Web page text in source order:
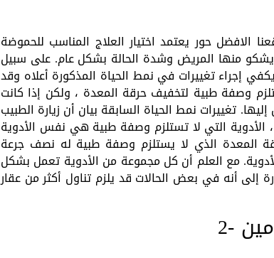
الافضل حور يعتمد اختيار العلاج المناسب للحموضة
يشكو منها المريض وشدة الحالة بشكل عام. على سبيل
إجراء تغييرات في نمط الحياة المذكورة أعلاه وقد
وصفة طبية لتخفيف حرقة المعدة ، ولكن إذا كانت
تغييرات نمط الحياة السابقة بيان أن زيارة الطبيب
التي لا تستلزم وصفة طبية هي نفس الأدوية
المعدة الذي لا يستلزم وصفة طبية له نصف جرعة
مع العلم أن كل مجموعة من الأدوية تعمل بشكل
إلى أنه في بعض الحالات قد يلزم تناول أكثر من عقار
-2